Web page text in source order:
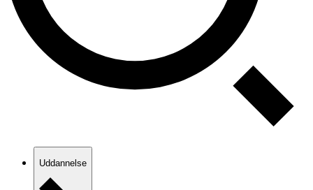
Uddannelse